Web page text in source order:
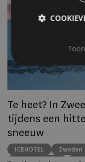
Te heet? In
tijdens een
sneeuw
ICEHOTEL Zweden